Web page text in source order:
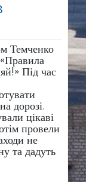
Темченко
Під час
дорозі.
цікаві
провели
не
та дадуть